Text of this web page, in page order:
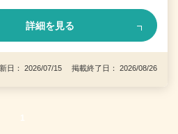
詳細を見る
日： 2026/07/15 掲載終了日： 2026/08/26
1